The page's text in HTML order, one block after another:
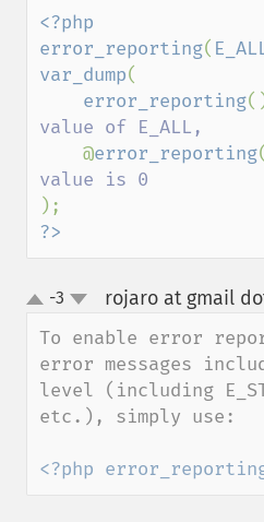
<?php
error_reporting(
var_dump(
error_reporting
value of E_ALL,
@error_reporting
?>
up-3 rojaro at gmail
To enable error
error messages
level (including
etc.), simply use:
<?php